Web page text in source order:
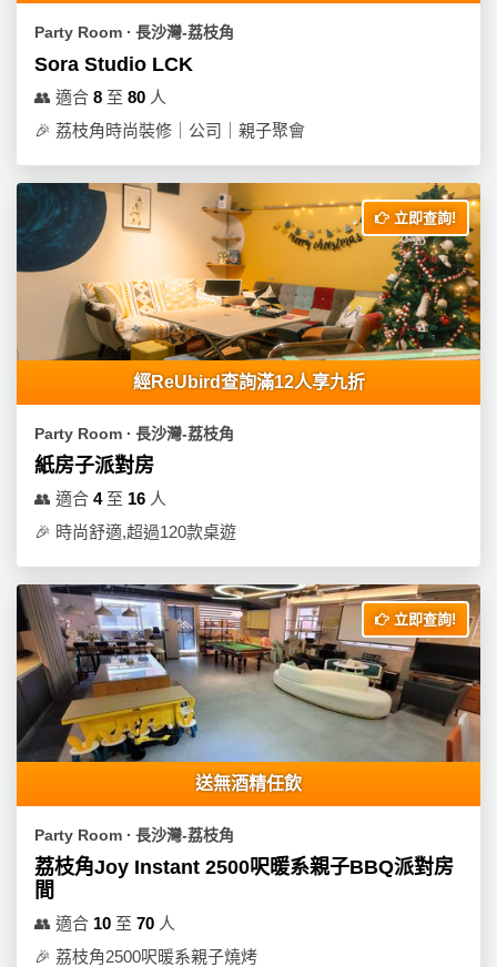
Party Room ∙ 長沙灣-荔枝角
Sora Studio LCK
👥 適合 8 至 80 人
🎉 荔枝角時尚裝修｜公司｜親子聚會
立即查詢!
經ReUbird查詢滿12人享九折
Party Room ∙ 長沙灣-荔枝角
紙房子派對房
👥 適合 4至 16 人
🎉 時尚舒適,超過120款桌遊
立即查詢!
送無酒精任飲
Party Room ∙ 長沙灣-荔枝角
荔枝角Joy Instant 2500呎暖系親子BBQ派對房
間
👥 適合 10 至 70 人
🎉 荔枝角2500呎暖系親子燒烤